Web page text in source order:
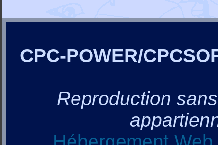
CPC-POWER/
Reproduction